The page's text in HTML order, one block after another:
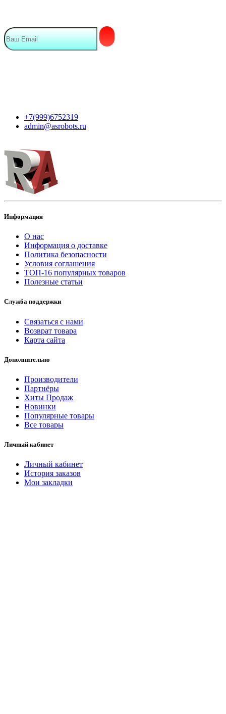
+7(999)6752319
admin@asrobots.ru
Информация
О нас
Информация о доставке
Политика безопасности
Условия соглашения
ТОП-16 популярных товаров
Полезные статьи
Служба поддержки
Связаться с нами
Возврат товара
Карта сайта
Дополнительно
Производители
Партнёры
Хиты Продаж
Новинки
Популярные товары
Все товары
Личный кабинет
Личный кабинет
История заказов
Мои закладки